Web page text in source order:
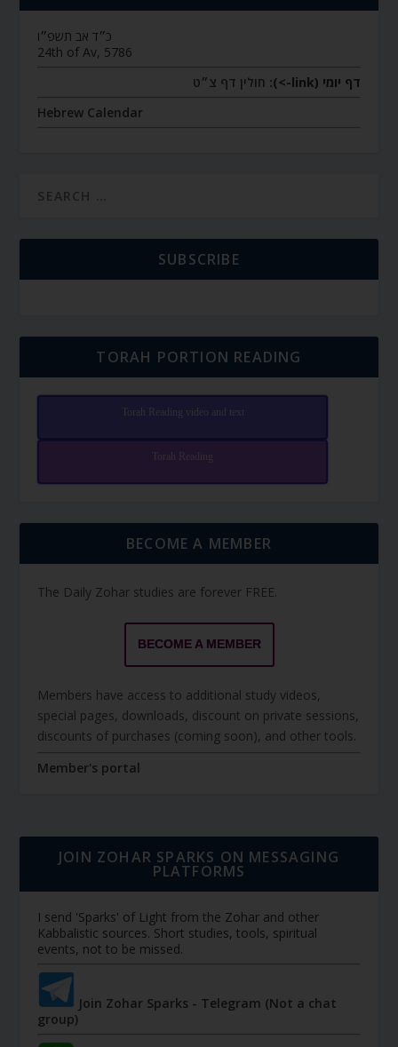
כ״ד אב תשפ״ו
24th of Av, 5786
דף יומי (link->):
חולין דף צ״ט
Hebrew Calendar
SUBSCRIBE
TORAH PORTION READING
Torah Reading video and text
Torah Reading
BECOME A MEMBER
The Daily Zohar studies are forever FREE.
BECOME A MEMBER
Members have access to additional study videos,
special pages, downloads, discount on private sessions,
discounts of purchases (coming soon), and other tools.
Member's portal
JOIN ZOHAR SPARKS ON MESSAGING
PLATFORMS
I send 'Sparks' of Light from the Zohar and other
Kabbalistic sources. Short studies, tools, spiritual
events, not to be missed.
Join Zohar Sparks - Telegram (Not a chat
group)